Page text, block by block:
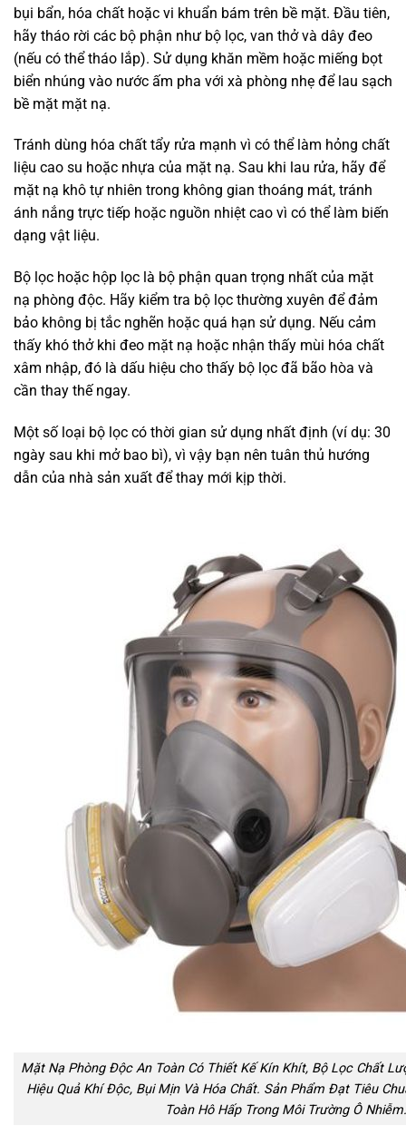
bụi bẩn, hóa chất hoặc vi khuẩn bám trên bề mặt. Đầu tiên,
hãy tháo rời các bộ phận như bộ lọc, van thở và dây đeo
(nếu có thể tháo lắp). Sử dụng khăn mềm hoặc miếng bọt
biển nhúng vào nước ấm pha với xà phòng nhẹ để lau sạch
bề mặt mặt nạ.
Tránh dùng hóa chất tẩy rửa mạnh vì có thể làm hỏng chất
liệu cao su hoặc nhựa của mặt nạ. Sau khi lau rửa, hãy để
mặt nạ khô tự nhiên trong không gian thoáng mát, tránh
ánh nắng trực tiếp hoặc nguồn nhiệt cao vì có thể làm biến
dạng vật liệu.
Bộ lọc hoặc hộp lọc là bộ phận quan trọng nhất của mặt
nạ phòng độc. Hãy kiểm tra bộ lọc thường xuyên để đảm
bảo không bị tắc nghẽn hoặc quá hạn sử dụng. Nếu cảm
thấy khó thở khi đeo mặt nạ hoặc nhận thấy mùi hóa chất
xâm nhập, đó là dấu hiệu cho thấy bộ lọc đã bão hòa và
cần thay thế ngay.
Một số loại bộ lọc có thời gian sử dụng nhất định (ví dụ: 30
ngày sau khi mở bao bì), vì vậy bạn nên tuân thủ hướng
dẫn của nhà sản xuất để thay mới kịp thời.
Mặt Nạ Phòng Độc An Toàn Có Thiết Kế Kín Khít, Bộ Lọc Chất
Hiệu Quả Khí Độc, Bụi Mịn Và Hóa Chất. Sản Phẩm Đạt Tiêu
Toàn Hô Hấp Trong Môi Trường Ô Nhiễm.